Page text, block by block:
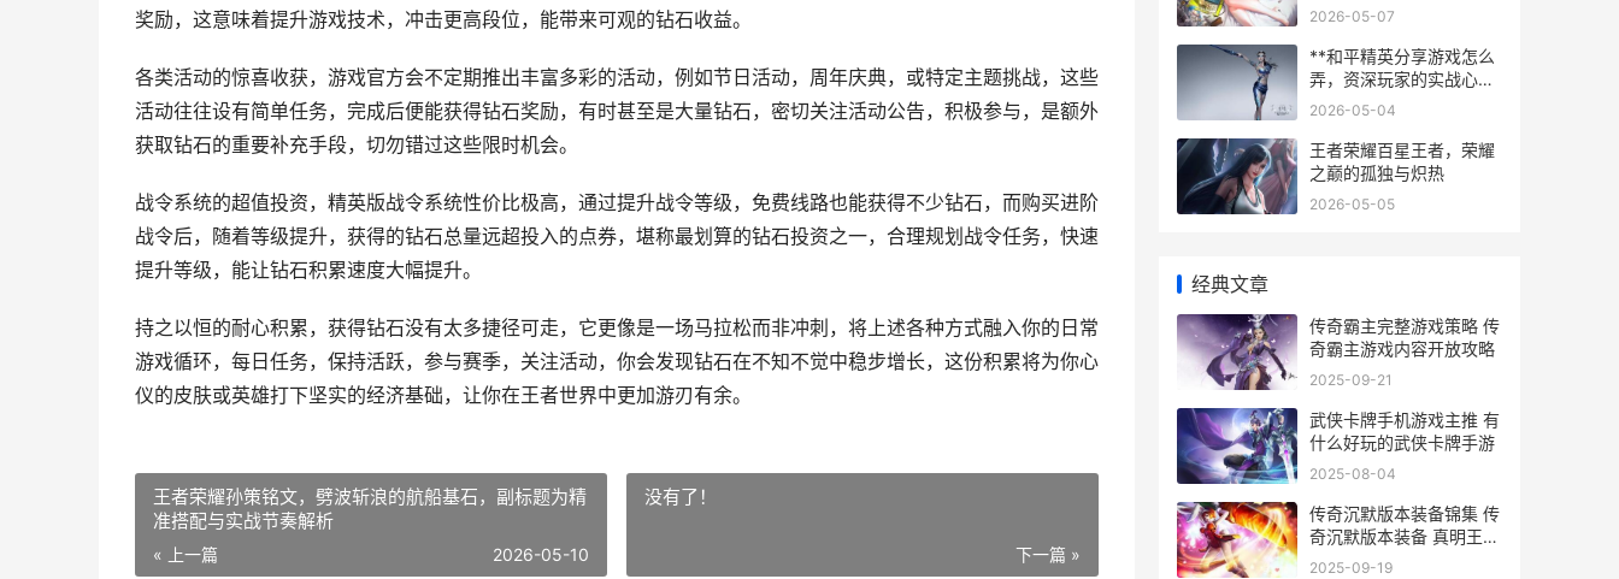
奖励，这意味着提升游戏技术，冲击更高段位，能带来可观的钻石收益。
各类活动的惊喜收获，游戏官方会不定期推出丰富多彩的活动，例如节日活动，周年庆典，或特定主题挑战，这些
活动往往设有简单任务，完成后便能获得钻石奖励，有时甚至是大量钻石，密切关注活动公告，积极参与，是额外
获取钻石的重要补充手段，切勿错过这些限时机会。
战令系统的超值投资，精英版战令系统性价比极高，通过提升战令等级，免费线路也能获得不少钻石，而购买进阶
战令后，随着等级提升，获得的钻石总量远超投入的点券，堪称最划算的钻石投资之一，合理规划战令任务，快速
提升等级，能让钻石积累速度大幅提升。
持之以恒的耐心积累，获得钻石没有太多捷径可走，它更像是一场马拉松而非冲刺，将上述各种方式融入你的日常
游戏循环，每日任务，保持活跃，参与赛季，关注活动，你会发现钻石在不知不觉中稳步增长，这份积累将为你心
仪的皮肤或英雄打下坚实的经济基础，让你在王者世界中更加游刃有余。
王者荣耀孙策铭文，劈波斩浪的航船基石，副标题为精
准搭配与实战节奏解析
« 上一篇 2026-05-10
没有了！
下一篇 »
标题，一张截图背后的竞
2026-05-07
**和平精英分享游戏怎么
弄，资深玩家的实战心得
与技巧**
2026-05-04
王者荣耀百星王者，荣耀
之巅的孤独与炽热
2026-05-05
经典文章
传奇霸主完整游戏策略 传
奇霸主游戏内容开放攻略
2025-09-21
武侠卡牌手机游戏主推 有
什么好玩的武侠卡牌手游
2025-08-04
传奇沉默版本装备锦集 传
奇沉默版本装备 真明王怎
么获得
2025-09-19